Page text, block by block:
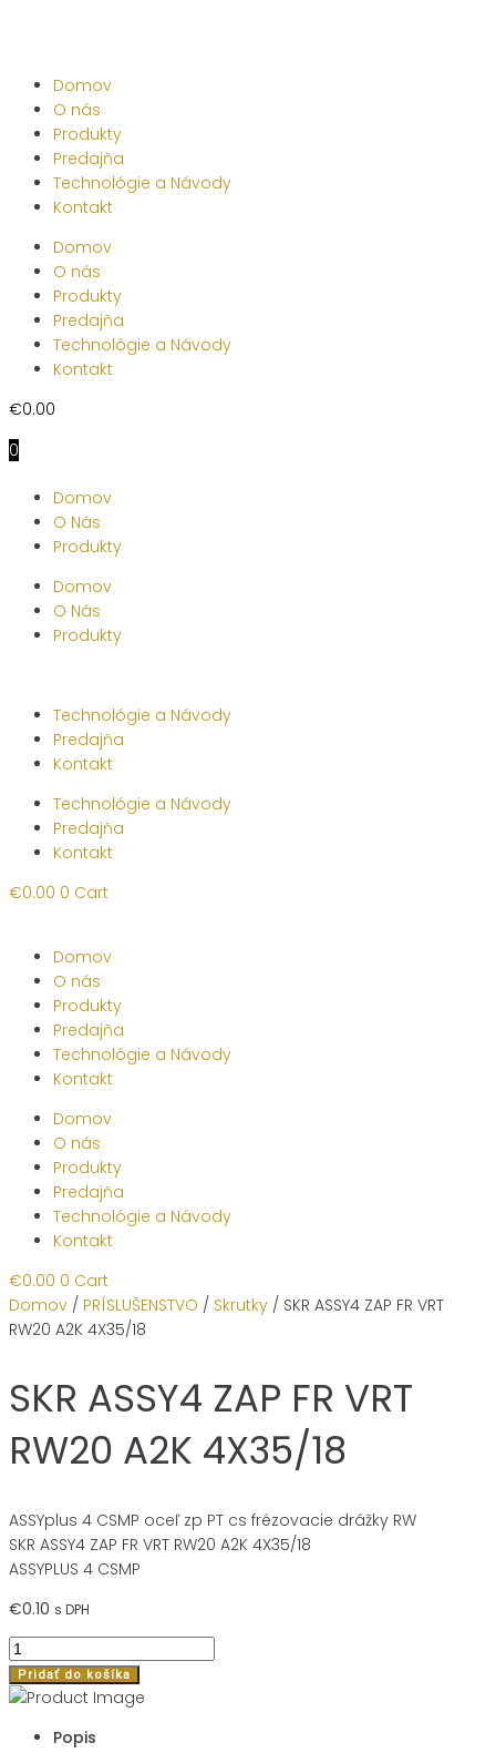
Domov
O nás
Produkty
Predajňa
Technológie a Návody
Kontakt
Domov
O nás
Produkty
Predajňa
Technológie a Návody
Kontakt
€0.00
0
Domov
O Nás
Produkty
Domov
O Nás
Produkty
Technológie a Návody
Predajňa
Kontakt
Technológie a Návody
Predajňa
Kontakt
€0.00 0 Cart
Domov
O nás
Produkty
Predajňa
Technológie a Návody
Kontakt
Domov
O nás
Produkty
Predajňa
Technológie a Návody
Kontakt
€0.00 0 Cart
Domov / PRÍSLUŠENSTVO / Skrutky / SKR ASSY4 ZAP FR VRT
RW20 A2K 4X35/18
SKR ASSY4 ZAP FR VRT
RW20 A2K 4X35/18
ASSYplus 4 CSMP oceľ zp PT cs frézovacie drážky RW
SKR ASSY4 ZAP FR VRT RW20 A2K 4X35/18
ASSYPLUS 4 CSMP
€0.10 s DPH
množstvo
SKR
ASSY4
Pridať do košíka
Popis